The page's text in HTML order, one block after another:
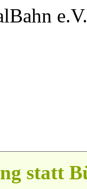
e.V.
statt